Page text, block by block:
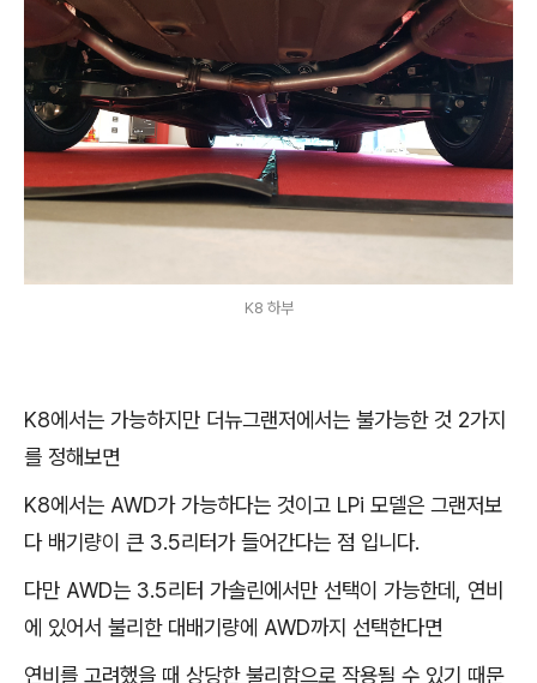
K8 하부
K8에서는 가능하지만 더뉴그랜저에서는 불가능한 것 2가지
를 정해보면
K8에서는 AWD가 가능하다는 것이고 LPi 모델은 그랜저보
다 배기량이 큰 3.5리터가 들어간다는 점 입니다.
다만 AWD는 3.5리터 가솔린에서만 선택이 가능한데, 연비
에 있어서 불리한 대배기량에 AWD까지 선택한다면
연비를 고려했을 때 상당한 불리함으로 작용될 수 있기 때문